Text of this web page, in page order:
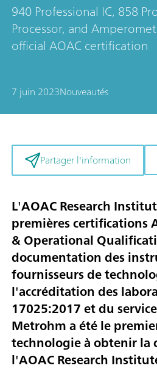
940 Professional IC, 858
Processor, and
official AOAC certification
7 juin 2023Nouveautés
Partager l'information
L'AOAC Research
premières certifications
& Operational
documentation des
fournisseurs de
l'accréditation des
17025:2017 et du
Metrohm a été le
technologie à obtenir la
l'AOAC Research